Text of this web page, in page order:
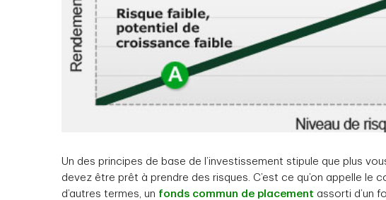
Un des principes de base de l’investissement stipule que plus
devez être prêt à prendre des risques. C’est ce qu’on appelle le
d’autres termes, un fonds commun de placement assorti d’un